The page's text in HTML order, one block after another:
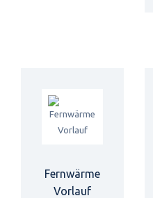
Fernwärme
Vorlauf